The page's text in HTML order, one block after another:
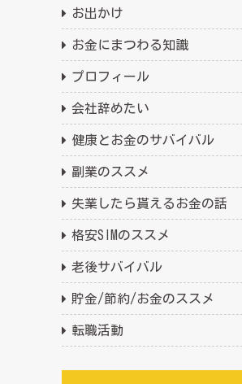
お出かけ
お金にまつわる知識
プロフィール
会社辞めたい
健康とお金のサバイバル
副業のススメ
失業したら貰えるお金の話
格安SIMのススメ
老後サバイバル
貯金/節約/お金のススメ
転職活動